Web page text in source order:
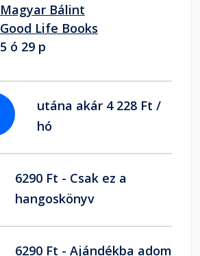
Magyar Bálint
Good Life Books
5 ó 29 p
utána akár 4 228 Ft /
hó
6290 Ft - Csak ez a
hangoskönyv
6290 Ft - Ajándékba adom